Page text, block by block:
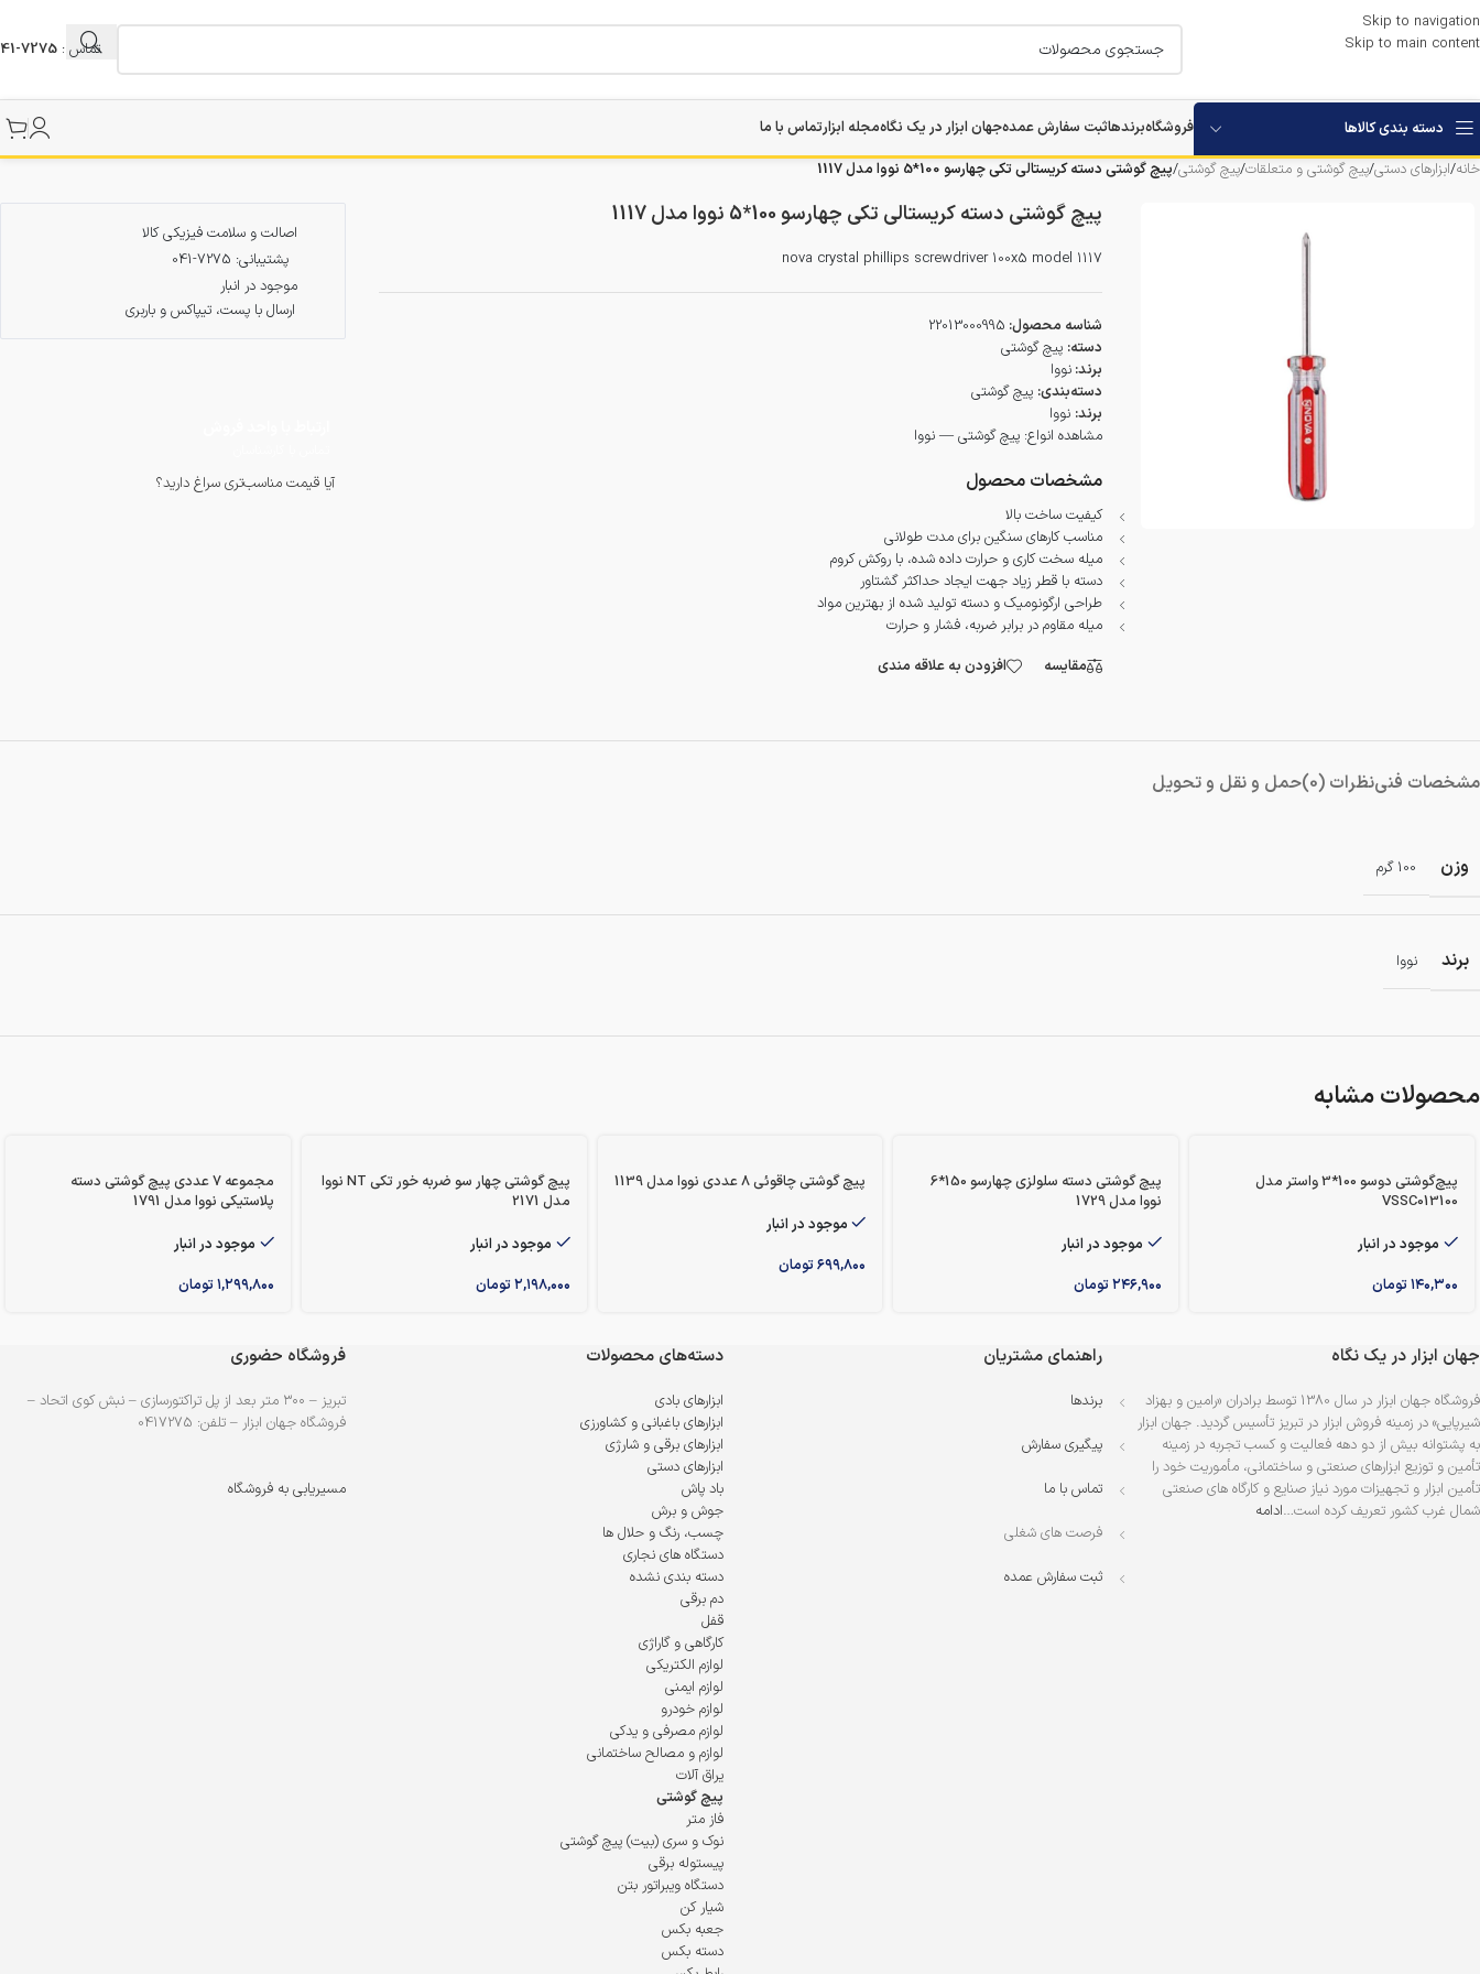
Skip to navigation
Skip to main content
تماس : 7275-041
دسته بندی کالاها فروشگاهبرندهاثبت سفارش عمدهجهان ابزار در یک نگاهمجله ابزارتماس با ما
خانه/ابزارهای دستی/پیچ گوشتی و متعلقات/پیچ گوشتی/پیچ گوشتی دسته کریستالی تکی چهارسو 100*5 نووا مدل 1117
پیچ گوشتی دسته کریستالی تکی چهارسو 100*5 نووا مدل 1117
nova crystal phillips screwdriver 100x5 model 1117
شناسه محصول: 22013000995
دسته: پیچ گوشتی
برند:نووا
دسته‌بندی: پیچ گوشتی
برند: نووا
مشاهده انواع:پیچ گوشتی — نووا
مشخصات محصول
کیفیت ساخت بالا
مناسب کارهای سنگین برای مدت طولانی
میله سخت کاری و حرارت داده شده، با روکش کروم
دسته با قطر زیاد جهت ایجاد حداکثر گشتاور
طراحی ارگونومیک و دسته تولید شده از بهترین مواد
میله مقاوم در برابر ضربه، فشار و حرارت
مقایسه
افزودن به علاقه مندی
اصالت و سلامت فیزیکی کالا
پشتیبانی: 7275-041
موجود در انبار
ارسال با پست، تیپاکس و باربری
آیا قیمت مناسب‌تری سراغ دارید؟
مشخصات فنینظرات (0) حمل و نقل و تحویل
وزن 100 گرم
برند نووا
محصولات مشابه
پیچ‌گوشتی دوسو 100*3 واستر مدل
VSSC013100
موجود در انبار
۱۴۰,۳۰۰تومان
پیچ گوشتی دسته سلولزی چهارسو 150*6
نووا مدل 1729
موجود در انبار
۲۴۶,۹۰۰تومان
پیچ گوشتی چاقوئی 8 عددی نووا مدل 1139
موجود در انبار
۶۹۹,۸۰۰تومان
پیچ گوشتی چهار سو ضربه خور تکی NT نووا
مدل 2171
موجود در انبار
۲,۱۹۸,۰۰۰تومان
مجموعه 7 عددی پیچ گوشتی دسته
پلاستیکی نووا مدل 1791
موجود در انبار
۱,۲۹۹,۸۰۰تومان
جهان ابزار در یک نگاه
فروشگاه جهان ابزار در سال 1380 توسط برادران «رامین و بهزاد
شیرپایی» در زمینه فروش ابزار در تبریز تأسیس گردید. جهان ابزار
به پشتوانه بیش از دو دهه فعالیت و کسب تجربه در زمینه
تأمین و توزیع ابزارهای صنعتی و ساختمانی، مأموریت خود را
تأمین ابزار و تجهیزات مورد نیاز صنایع و کارگاه های صنعتی
شمال غرب کشور تعریف کرده است…ادامه
راهنمای مشتریان
برندها
پیگیری سفارش
تماس با ما
فرصت های شغلی
ثبت سفارش عمده
دسته‌های محصولات
ابزارهای بادی
ابزارهای باغبانی و کشاورزی
ابزارهای برقی و شارژی
ابزارهای دستی
باد پاش
جوش و برش
چسب، رنگ و حلال ها
دستگاه های نجاری
دسته بندی نشده
دم برقی
قفل
کارگاهی و گاراژی
لوازم الکتریکی
لوازم ایمنی
لوازم خودرو
لوازم مصرفی و یدکی
لوازم و مصالح ساختمانی
یراق آلات
پیچ گوشتی
فاز متر
نوک و سری (بیت) پیچ گوشتی
پیستوله برقی
دستگاه ویبراتور بتن
شیار کن
جعبه بکس
دسته بکس
فروشگاه حضوری
تبریز – ۳۰۰ متر بعد از پل تراکتورسازی – نبش کوی اتحاد –
فروشگاه جهان ابزار – تلفن: 0417275
مسیریابی به فروشگاه